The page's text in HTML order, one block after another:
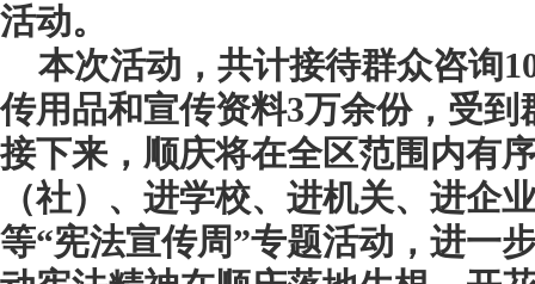
活动。
本次活动，共计接待群众咨询
传用品和宣传资料3万余份，受到
接下来，顺庆将在全区范围内有
（社）、进学校、进机关、进企
等“宪法宣传周”专题活动，进一